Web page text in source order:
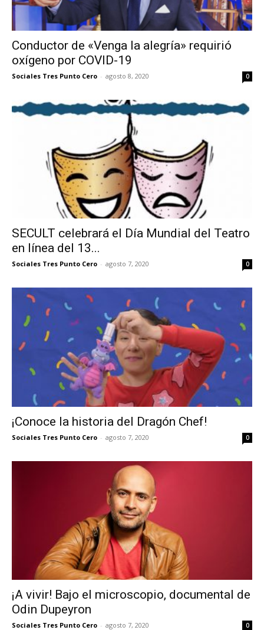
Conductor de «Venga la alegría» requirió
oxígeno por COVID-19
Sociales Tres Punto Cero - agosto 8, 2020 0
SECULT celebrará el Día Mundial del Teatro
en línea del 13...
Sociales Tres Punto Cero - agosto 7, 2020 0
¡Conoce la historia del Dragón Chef!
Sociales Tres Punto Cero - agosto 7, 2020 0
¡A vivir! Bajo el microscopio, documental de
Odin Dupeyron
Sociales Tres Punto Cero - agosto 7, 2020 0